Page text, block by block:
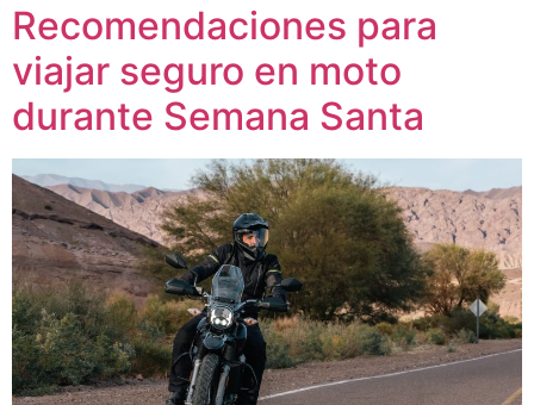
Recomendaciones para
viajar seguro en moto
durante Semana Santa